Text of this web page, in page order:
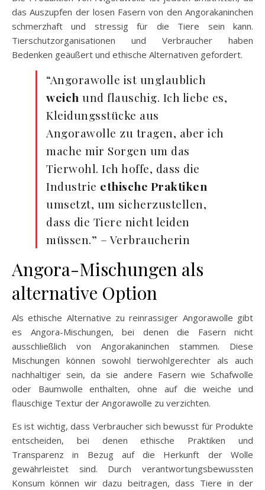
das Auszupfen der losen Fasern von den Angorakaninchen
schmerzhaft und stressig für die Tiere sein kann.
Tierschutzorganisationen und Verbraucher haben
Bedenken geäußert und ethische Alternativen gefordert.
“Angorawolle ist unglaublich
weich und flauschig. Ich liebe es,
Kleidungsstücke aus
Angorawolle zu tragen, aber ich
mache mir Sorgen um das
Tierwohl. Ich hoffe, dass die
Industrie ethische Praktiken
umsetzt, um sicherzustellen,
dass die Tiere nicht leiden
müssen.” – Verbraucherin
Angora-Mischungen als
alternative Option
Als ethische Alternative zu reinrassiger Angorawolle gibt
es Angora-Mischungen, bei denen die Fasern nicht
ausschließlich von Angorakaninchen stammen. Diese
Mischungen können sowohl tierwohlgerechter als auch
nachhaltiger sein, da sie andere Fasern wie Schafwolle
oder Baumwolle enthalten, ohne auf die weiche und
flauschige Textur der Angorawolle zu verzichten.
Es ist wichtig, dass Verbraucher sich bewusst für Produkte
entscheiden, bei denen ethische Praktiken und
Transparenz in Bezug auf die Herkunft der Wolle
gewährleistet sind. Durch verantwortungsbewussten
Konsum können wir dazu beitragen, dass Tiere in der